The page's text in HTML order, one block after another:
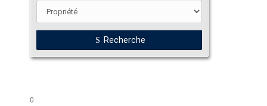
Recherche
0